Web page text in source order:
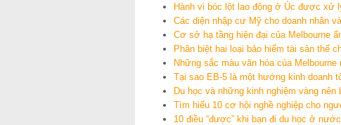
Hành vi bóc lột lao động ở Úc được xử
Các diện nhập cư Mỹ cho doanh nhân
Cơ sở hạ tầng hiện đại của Melbourne
Phân biệt hai loại bảo hiểm tài sản thế
Những sắc màu văn hóa của Melbourne
Tại sao EB-5 là một hướng kinh doanh
Du học và những kinh nghiệm vàng nên
Tìm hiểu 10 cơ hội nghề nghiệp cho
10 điều “được” khi bạn đi du học ở